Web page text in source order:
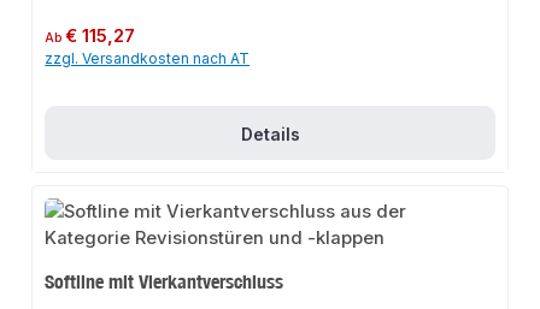
Regulärer Preis:
Ab€ 115,27
zzgl. Versandkosten nach AT
Details
Softline mit Vierkantverschluss